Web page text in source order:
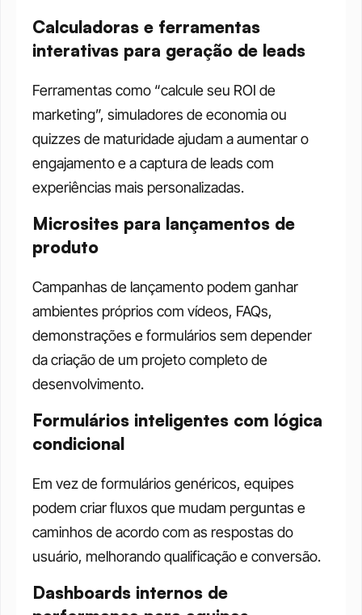
Calculadoras e ferramentas
interativas para geração de leads
Ferramentas como “calcule seu ROI de
marketing”, simuladores de economia ou
quizzes de maturidade ajudam a aumentar o
engajamento e a captura de leads com
experiências mais personalizadas.
Microsites para lançamentos de
produto
Campanhas de lançamento podem ganhar
ambientes próprios com vídeos, FAQs,
demonstrações e formulários sem depender
da criação de um projeto completo de
desenvolvimento.
Formulários inteligentes com lógica
condicional
Em vez de formulários genéricos, equipes
podem criar fluxos que mudam perguntas e
caminhos de acordo com as respostas do
usuário, melhorando qualificação e conversão.
Dashboards internos de